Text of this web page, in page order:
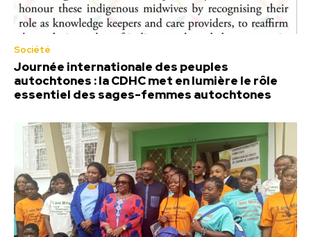
Société
Journée internationale des peuples
autochtones : la CDHC met en lumière le rôle
essentiel des sages-femmes autochtones